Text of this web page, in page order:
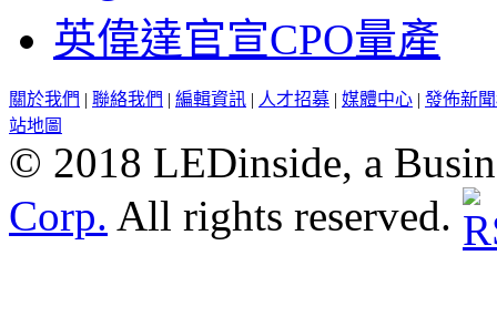
英偉達官宣CPO量產
關於我們 | 聯絡我們 | 編輯資訊 | 人才招募 | 媒體中心 | 發佈新
站地圖
© 2018 LEDinside, a
Corp. All rights reserved.